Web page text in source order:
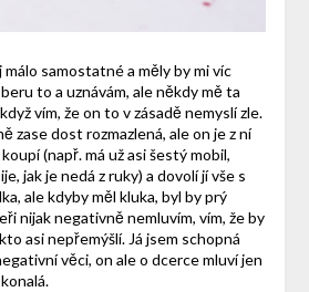
samostatné a měly by mi víc
to a uznávám, ale někdy mě ta
vím, že on to v zásadě nemyslí zle.
zase dost rozmazlená, ale on je z ní
(např. má už asi šestý mobil,
jak je nedá z ruky) a dovolí jí vše s
ale kdyby měl kluka, byl by prý
nijak negativně nemluvím, vím, že by
asi nepřemýšlí. Já jsem schopná
věci, on ale o dcerce mluví jen